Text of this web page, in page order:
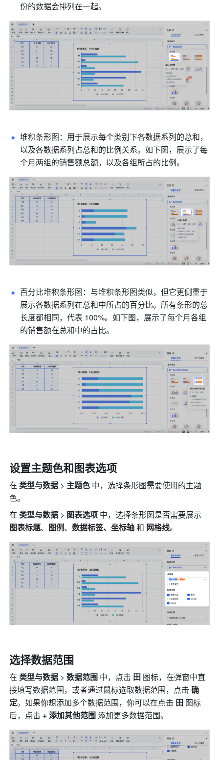
份的数据会排列在一起。
堆积条形图：用于展示每个类别下各数据系列的总和，
以及各数据系列占总和的比例关系。如下图，展示了每
个月两组的销售额总额，以及各组所占的比例。
百分比堆积条形图：与堆积条形图类似，但它更侧重于
展示各数据系列在总和中所占的百分比。所有条形的总
长度都相同，代表 100%。如下图，展示了每个月各组
的销售额在总和中的占比。
设置主题色和图表选项
在 类型与数据 > 主题色 中，选择条形图需要使用的主题
色。
在 类型与数据 > 图表选项
图表标题、 图例、数据标签、坐标轴 和 网格线。
选择数据范围
在 类型与数据 > 数据范围 中，点击 田 图标，在弹窗中直
接填写数据范围，或者通过鼠标选取数据范围，点击 确
定。如果你想添加多个数据范围，你可以在点击 田 图标
后，点击 + 添加其他范围 添加更多数据范围。